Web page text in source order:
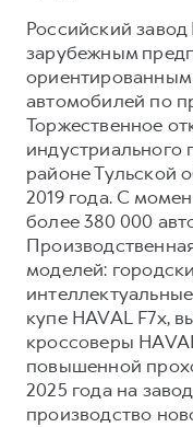
Российский
зарубежным
автомобилей по
Торжественное
индустриального
районе Тульской
2019 года. С
более 380 000
моделей:
купе HAVAL F7x,
кроссоверы
повышенной
2025 года на
производство